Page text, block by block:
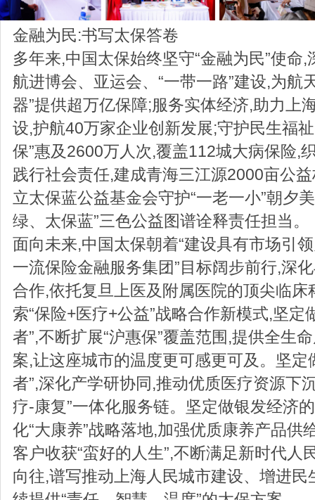
金融为民:书写太保答卷
多年来,中国太保始终坚守“金融为民”使命
航进博会、亚运会、“一带一路”建设,为航
器”提供超万亿保障;服务实体经济,助力上
设,护航40万家企业创新发展;守护民生福
保”惠及2600万人次,覆盖112城大病保险,
践行社会责任,建成青海三江源2000亩公
立太保蓝公益基金会守护“一老一小”朝夕
绿、太保蓝”三色公益图谱诠释责任担当。
面向未来,中国太保朝着“建设具有市场引
一流保险金融服务集团”目标阔步前行,深
合作,依托复旦上医及附属医院的顶尖临床
索“保险+医疗+公益”战略合作新模式,坚定
者”,不断扩展“沪惠保”覆盖范围,提供全生
案,让这座城市的温度更可感更可及。坚定
者”,深化产学研协同,推动优质医疗资源下
疗-康复”一体化服务链。坚定做银发经济
化“大康养”战略落地,加强优质康养产品供
客户收获“蛮好的人生”,不断满足新时代人
向往,谱写推动上海人民城市建设、增进民